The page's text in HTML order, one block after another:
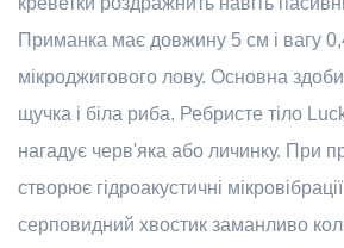
Приманка має довжину 5 см і вагу
мікроджигового лову. Основна
щучка і біла риба. Ребристе тіло
нагадує черв'яка або личинку. При
створює гідроакустичні
серповидний хвостик заманливо